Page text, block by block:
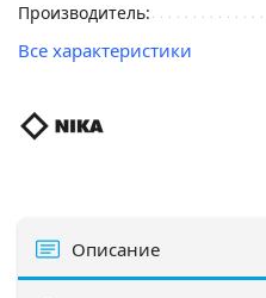
Производитель:
Все характеристики
Описание